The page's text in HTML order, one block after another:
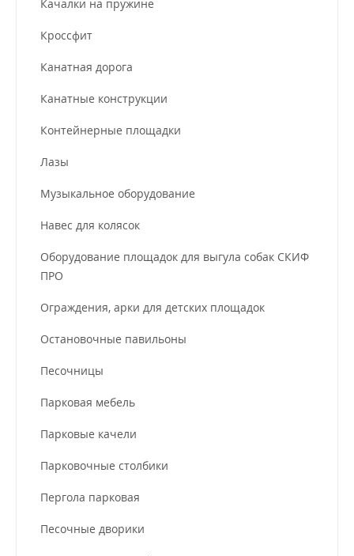
Качалки на пружине
Кроссфит
Канатная дорога
Канатные конструкции
Контейнерные площадки
Лазы
Музыкальное оборудование
Навес для колясок
Оборудование площадок для выгула собак СКИФ
ПРО
Ограждения, арки для детских площадок
Остановочные павильоны
Песочницы
Парковая мебель
Парковые качели
Парковочные столбики
Пергола парковая
Песочные дворики